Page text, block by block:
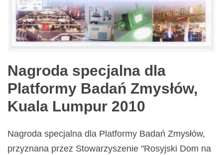
Nagroda specjalna dla
Platformy Badań Zmysłów,
Kuala Lumpur 2010
Nagroda specjalna dla Platformy Badań Zmysłów,
przyznana przez Stowarzyszenie "Rosyjski Dom na